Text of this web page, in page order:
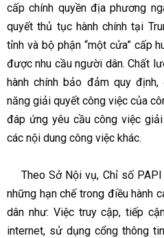
cấp chính quyền địa phương
quyết thủ tục hành chính tại
tỉnh và bộ phận “một cửa” cấp
được nhu cầu người dân. Chất
hành chính bảo đảm quy
năng giải quyết công việc của
đáp ứng yêu cầu công việc
các nội dung công việc khác.
Theo Sở Nội vụ, Chỉ số PAPI
những hạn chế trong điều hành
dân như: Việc truy cập, tiếp
internet, sử dụng cổng thông